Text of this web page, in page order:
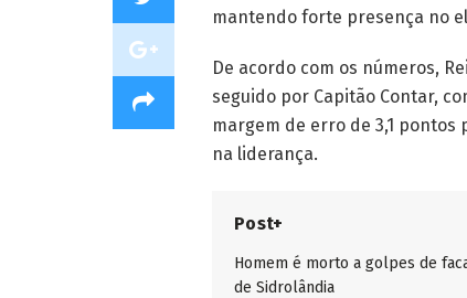
mantendo forte presença no
De acordo com os números,
seguido por Capitão Contar,
margem de erro de 3,1
na liderança.
Post+
Homem é morto a golpes de
de Sidrolândia